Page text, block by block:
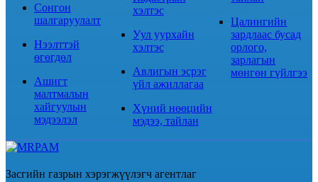
Сонгон
шалгаруулалт
Нээлттэй
өгөгдөл
Ашигт
малтмалын
хайгуулын
мэдээлэл
хэлтэс
Уул уурхайн
хэлтэс
Авлигын эсрэг
үйл ажиллагаа
Хүний нөөцийн
мэдээ, тайлан
Цалингийн
зардлаас бусад
орлого,
зарлагын
мөнгөн гүйлгээ
Засгийн газрын хэрэгжүүлэгч агентлаг